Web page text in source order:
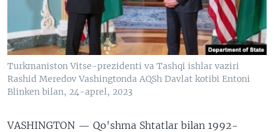
VIDEO
XABARLAR SURATLARDA
ODNOKLASSNIKI
TELEGRAM
TWITTER
SOUNDCLOUD
VOA
Turkmaniston Vitse-prezidenti va Tashqi ishlar vaziri
Rashid Meredov Vashingtonda AQSh Davlat kotibi Entoni
Blinken bilan, 24-aprel, 2023
VASHINGTON — Qo'shma Shtatlar bilan 1992-